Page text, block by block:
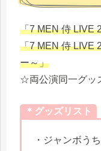
「7 MEN 侍 LIVE
「7 MEN 侍 LIVE
ー～」
☆両公演同一グッ
＊グッズリスト
・ジャンボう